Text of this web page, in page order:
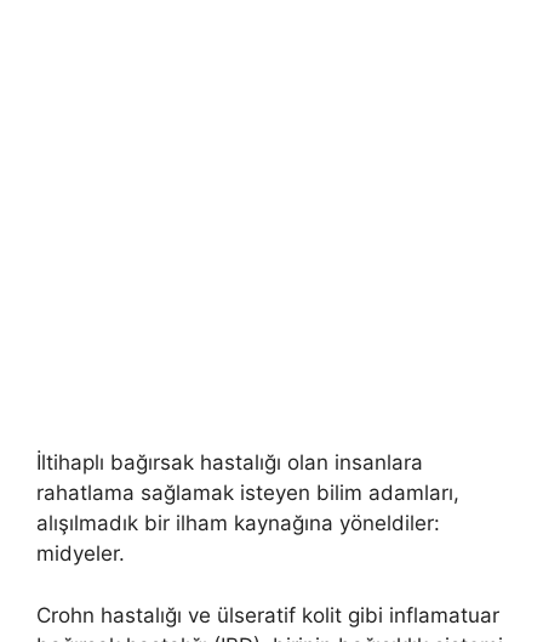
İltihaplı bağırsak hastalığı olan insanlara
rahatlama sağlamak isteyen bilim adamları,
alışılmadık bir ilham kaynağına yöneldiler:
midyeler.
Crohn hastalığı ve ülseratif kolit gibi inflamatuar